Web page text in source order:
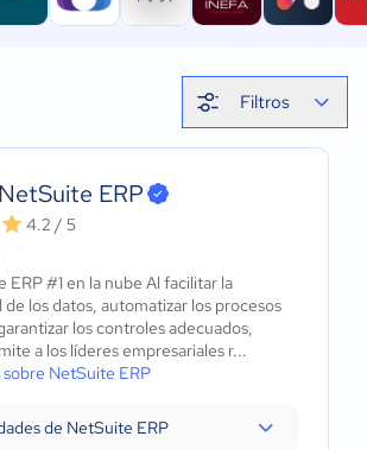
Filtros
NetSuite ERP
4.2 / 5
ERP #1 en la nube Al facilitar la
los datos, automatizar los procesos
los controles adecuados,
a los líderes empresariales r...
NetSuite ERP
de NetSuite ERP